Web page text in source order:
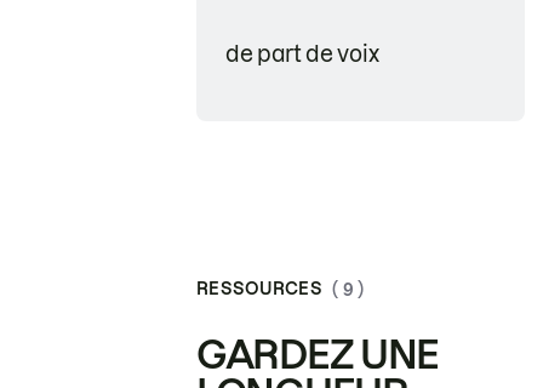
de part de voix
RESSOURCES ( 9 )
GARDEZ UNE